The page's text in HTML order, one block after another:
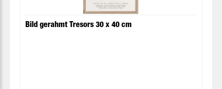
Bild gerahmt Tresors 30 x 40 cm